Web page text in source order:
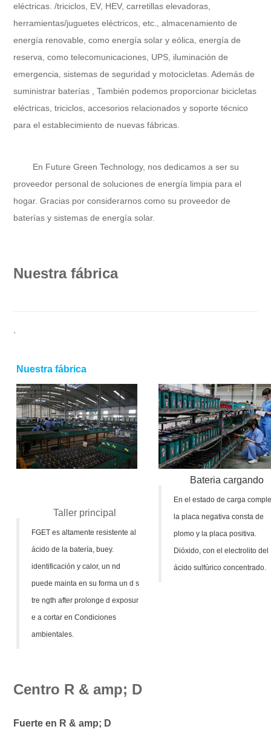
eléctricas. /triciclos, EV, HEV, carretillas elevadoras,
herramientas/juguetes eléctricos, etc., almacenamiento de
energía renovable, como energía solar y eólica, energía de
reserva, como telecomunicaciones, UPS, iluminación de
emergencia, sistemas de seguridad y motocicletas. Además de
suministrar baterías , También podemos proporcionar bicicletas
eléctricas, triciclos, accesorios relacionados y soporte técnico
para el establecimiento de nuevas fábricas.
En Future Green Technology, nos dedicamos a ser su
proveedor personal de soluciones de energía limpia para el
hogar. Gracias por considerarnos como su proveedor de
baterías y sistemas de energía solar.
Nuestra fábrica
·
Nuestra fábrica
Taller principal
FGET es altamente resistente al
ácido de la batería, buey.
identificación y calor, un nd
puede mainta en su forma un d s
tre ngth after prolonge d exposur
e a cortar en Condiciones
ambientales.
Bateria cargando
En el estado de carga
la placa negativa consta de
plomo y la placa positiva.
Dióxido, con el electrolito del
ácido sulfúrico concentrado.
Centro R & amp; D
Fuerte en R & amp; D